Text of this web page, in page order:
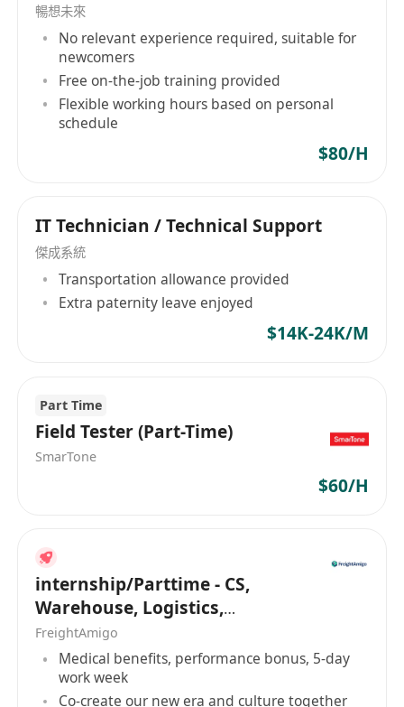
每季度發布《全球威脅態勢與技術演進白皮書》，
預判零信任、Post-量子密碼等方向。
5.人才磁吸效應
以個人聲望吸引諾獎實驗室成員、ACM傑出科學家
等加入，例如曾主導過IEEE安全標準工作組者優
博士學歷且近5年持續產出CCF-A類論文或IETF RFC
標準文檔。
10年以上實際攻防經驗（如曾任NSA紅隊顧問）。
軟性能力：
國際話語權：需展示過往在DEF CON的Keynote演
暢想未來
No relevant experience required, suitable for
newcomers
Free on-the-job training provided
Flexible working hours based on personal
schedule
$80/H
IT Technician / Technical Support
傑成系統
Transportation allowance provided
Extra paternity leave enjoyed
$14K-24K/M
Part Time
Field Tester (Part-Time)
SmarTone
$60/H
internship/Parttime - CS,
Warehouse, Logistics,
Marketing, Programmer
FreightAmigo
Medical benefits, performance bonus, 5-day
work week
Co-create our new era and culture together